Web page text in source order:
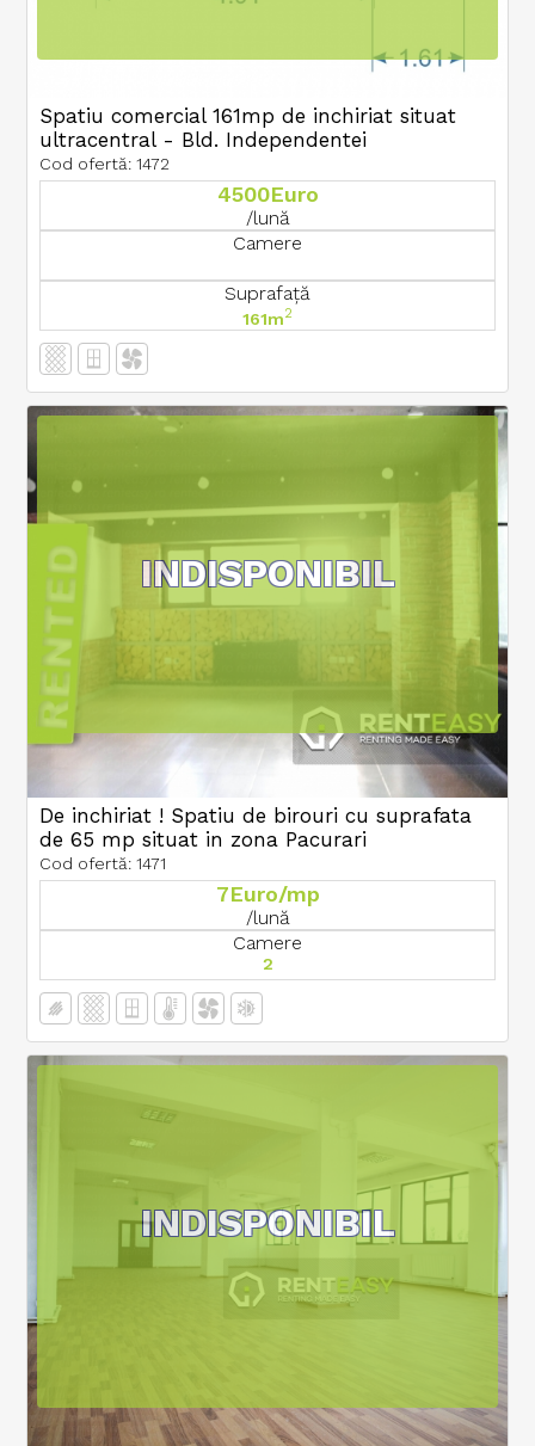
Spatiu comercial 161mp de inchiriat situat
ultracentral - Bld. Independentei
Cod ofertă: 1472
4500Euro
/lună
Camere
Suprafață
161m2
INDISPONIBIL
De inchiriat ! Spatiu de birouri cu suprafata
de 65 mp situat in zona Pacurari
Cod ofertă: 1471
7Euro/mp
/lună
Camere
2
INDISPONIBIL